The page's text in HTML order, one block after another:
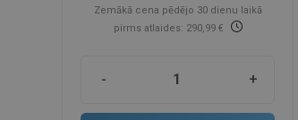
Zemākā cena pēdējo 30 dienu laikā
pirms atlaides: 290,99 €
- +